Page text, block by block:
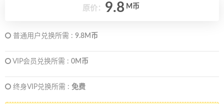
原价： 9.8 M币
普通用户兑换所需 : 9.8M币
VIP会员兑换所需 : 0M币
终身VIP兑换所需 : 免费